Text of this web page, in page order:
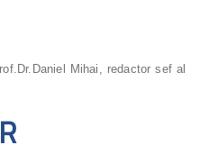
Mihai, redactor sef al